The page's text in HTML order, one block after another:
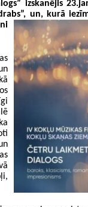
izskanējis
un, kurā